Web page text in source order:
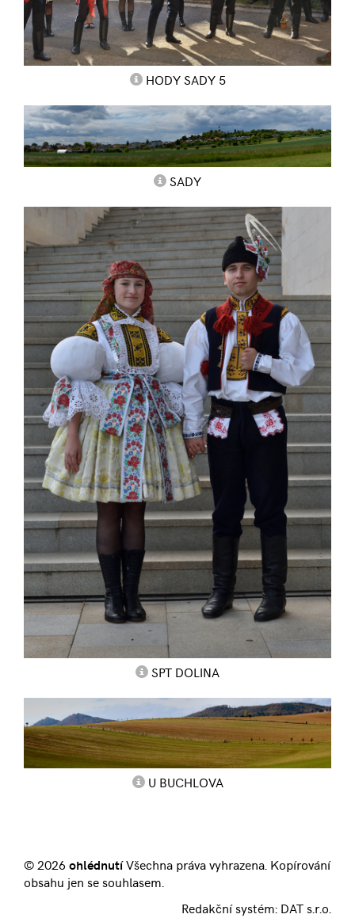
HODY SADY 5
SADY
SPT DOLINA
U BUCHLOVA
© 2026ohlédnutíVšechna práva vyhrazena. Kopírování
obsahu jen se souhlasem.
Redakční systém: DAT s.r.o.